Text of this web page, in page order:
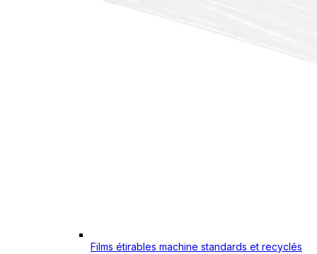
Films étirables machine standards et recyclés